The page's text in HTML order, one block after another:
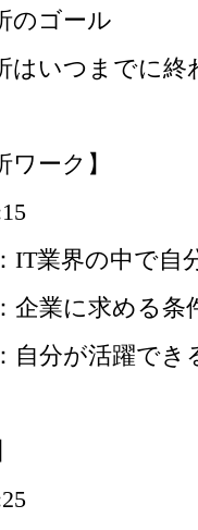
のゴール
はいつまでに
ワーク】
IT業界の中で自
企業に求める条
自分が活躍でき